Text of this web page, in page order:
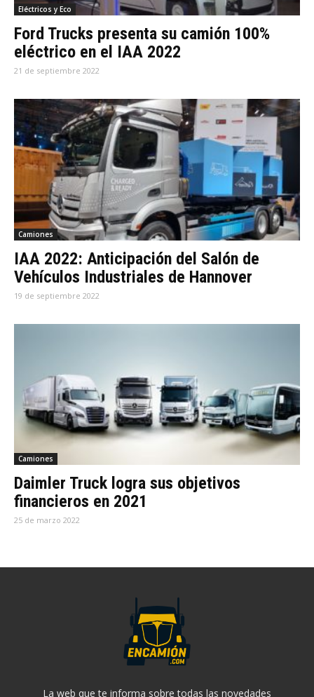
Eléctricos y Eco
Ford Trucks presenta su camión 100%
eléctrico en el IAA 2022
21 de septiembre 2022
Camiones
IAA 2022: Anticipación del Salón de
Vehículos Industriales de Hannover
19 de septiembre 2022
Camiones
Daimler Truck logra sus objetivos
financieros en 2021
25 de marzo 2022
La web que te informa sobre todas las novedades